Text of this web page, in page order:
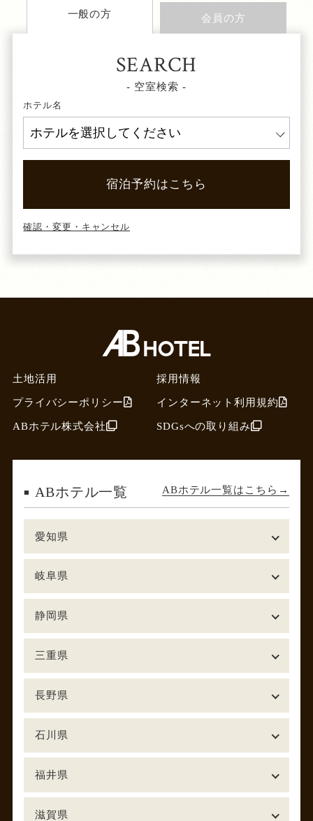
一般の方 会員の方
SEARCH
- 空室検索 -
ホテル名
宿泊予約はこちら
確認・変更・キャンセル
土地活用
採用情報
プライバシーポリシー
インターネット利用規約
ABホテル株式会社
SDGsへの取り組み
ABホテル一覧 ABホテル一覧はこちら
愛知県
岐阜県
静岡県
三重県
長野県
石川県
福井県
滋賀県